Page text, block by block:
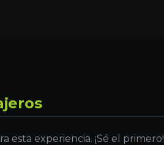
esta experiencia. ¡Sé el primero!